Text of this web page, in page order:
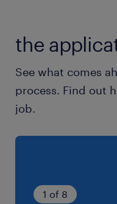
就業時間
残業
繁忙期は1日1～3h
the
See what comes
process. Find out
job.
1 of 8